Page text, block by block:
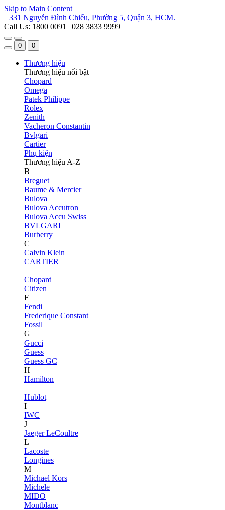
Skip to Main Content
331 Nguyễn Đình Chiểu, Phường 5, Quận 3, HCM.
Call Us: 1800 0091 | 028 3833 9999
0 0
Thương hiệu
Thương hiệu nổi bật
Chopard
Omega
Patek Philippe
Rolex
Zenith
Vacheron Constantin
Bvlgari
Cartier
Phụ kiện
Thương hiệu A-Z
B
Breguet
Baume & Mercier
Bulova
Bulova Accutron
Bulova Accu Swiss
BVLGARI
Burberry
C
Calvin Klein
CARTIER
Chopard
Citizen
F
Fendi
Frederique Constant
Fossil
G
Gucci
Guess
Guess GC
H
Hamilton
Hublot
I
IWC
J
Jaeger LeCoultre
L
Lacoste
Longines
M
Michael Kors
Michele
MIDO
Montblanc